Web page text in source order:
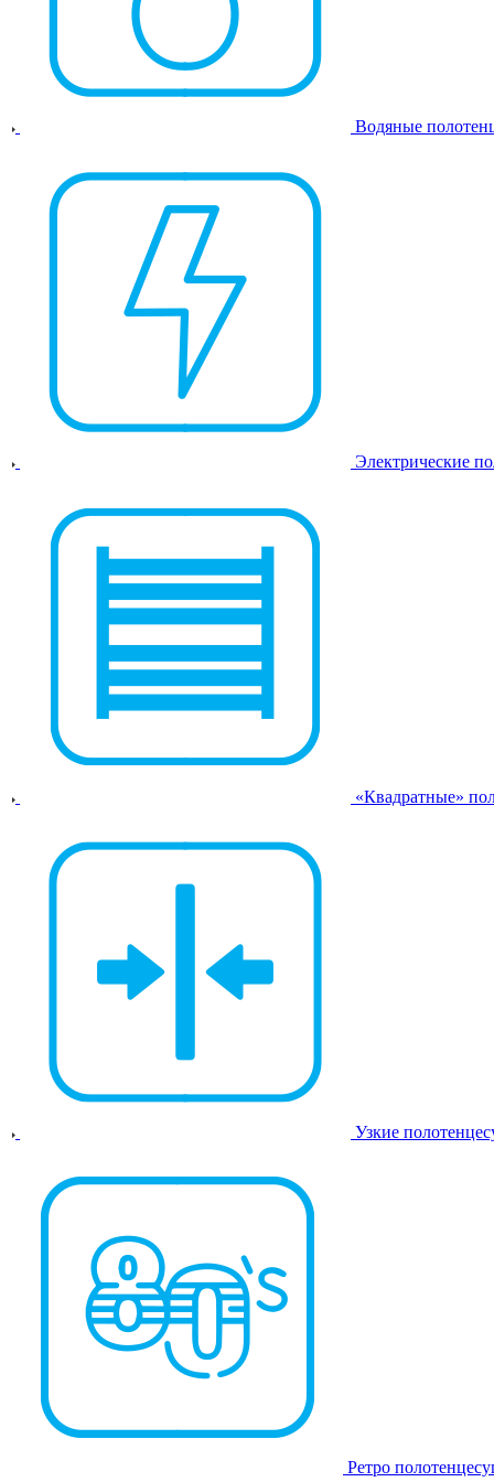
Водяные
Электрические
«Квадратные»
Узкие
Ретро